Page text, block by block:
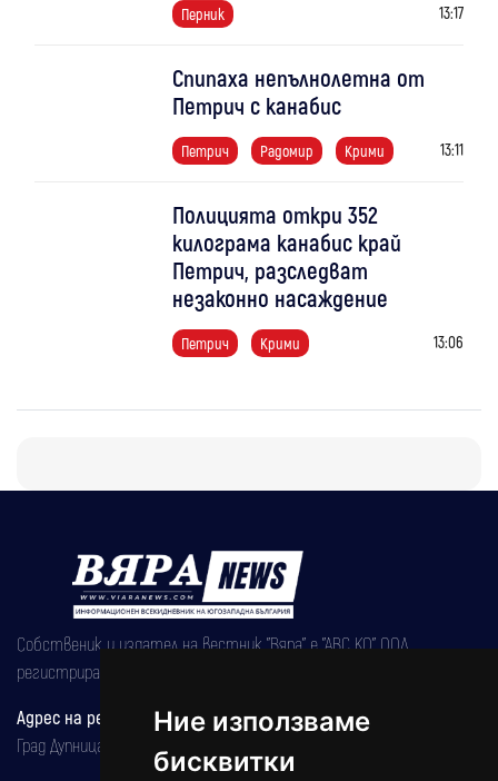
Ние използваме
бисквитки
Перник 13:17
Спипаха непълнолетна от
Петрич с канабис
Петрич Радомир Крими 13:11
Полицията откри 352
килограма канабис край
Петрич, разследват
незаконно насаждение
Петрич Крими 13:06
Собственик и издател на вестник "Вяра" е "АВС КО" ООД,
регистрирана на 08.05.2002 година.
Адрес на редакцията
Град Дупница, ул.''Христо Ботев" 43